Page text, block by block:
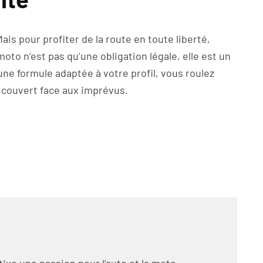
pour profiter de la route en toute liberté,
n’est pas qu’une obligation légale, elle est un
formule adaptée à votre profil, vous roulez
face aux imprévus.